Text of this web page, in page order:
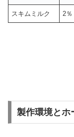
スキムミルク 2％
製作環境とホ